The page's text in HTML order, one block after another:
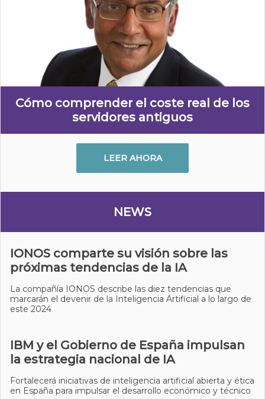
Cómo comprender el coste real de los
servidores antiguos
LEER AHORA
NEWS
IONOS comparte su visión sobre las
próximas tendencias de la IA
La compañía IONOS describe las diez tendencias que
marcarán el devenir de la Inteligencia Artificial a lo largo de
este 2024
IBM y el Gobierno de España impulsan
la estrategia nacional de IA
Fortalecerá iniciativas de inteligencia artificial abierta y ética
en España para impulsar el desarrollo económico y técnico